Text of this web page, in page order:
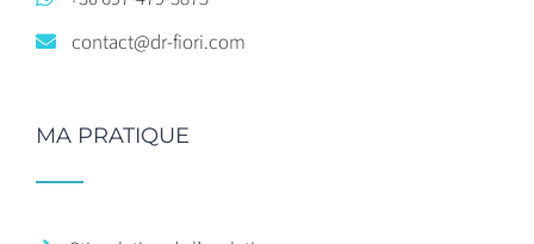
contact@dr-fiori.com
MA PRATIQUE